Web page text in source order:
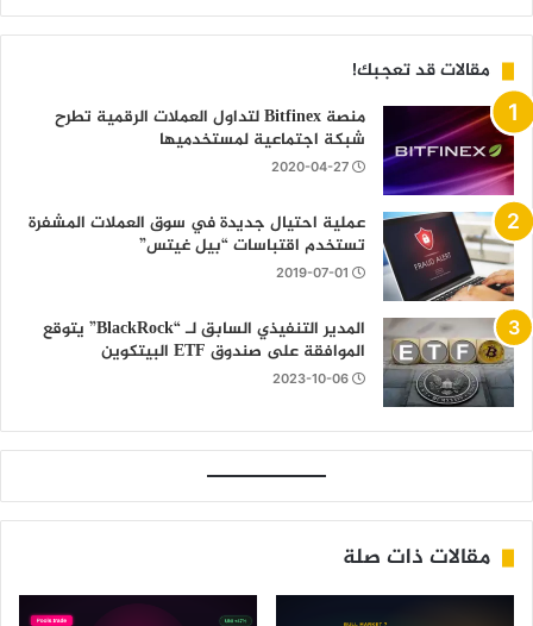
مقالات قد تعجبك!
منصة Bitfinex لتداول العملات الرقمية تطرح
شبكة اجتماعية لمستخدميها
2020-04-27
عملية احتيال جديدة في سوق العملات المشفرة
تستخدم اقتباسات “بيل غيتس”
2019-07-01
المدير التنفيذي السابق لـ “BlackRock” يتوقع
الموافقة على صندوق ETF البيتكوين
2023-10-06
مقالات ذات صلة